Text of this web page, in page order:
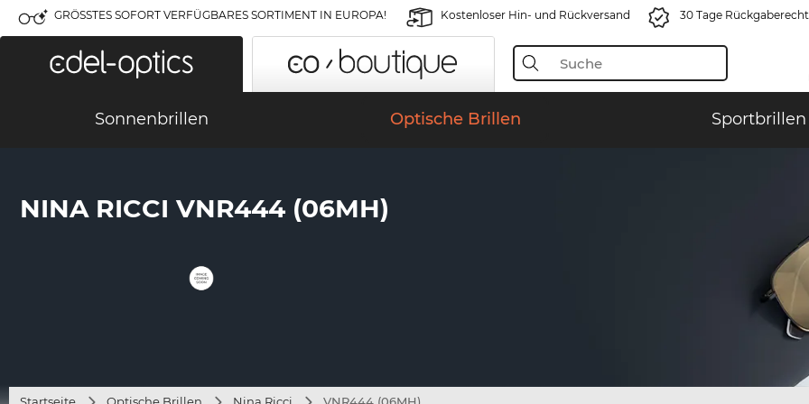
GRÖSSTES SOFORT VERFÜGBARES SORTIMENT IN EUROPA! Kostenloser Hin- und Rückversand 30 Tage Rückgaberecht
Sonnenbrillen Optische Brillen Sportbrillen
NINA RICCI VNR444 (06MH)